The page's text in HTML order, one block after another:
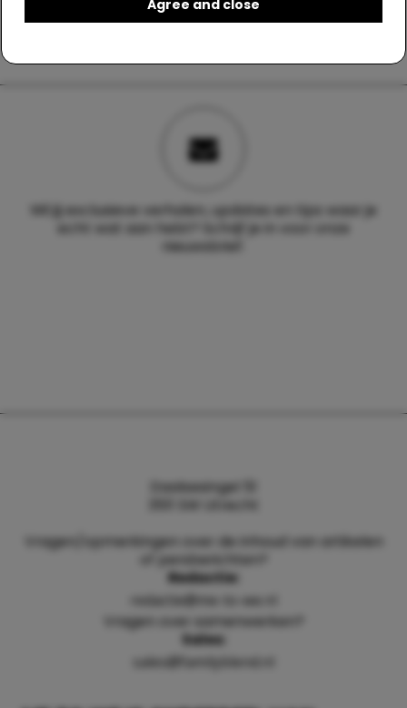
Agree and close
Wil jij exclusieve verhalen, updates en tips waar je
echt wat aan hebt? Schrijf je in voor onze
nieuwsbrief.
Daalsesingel 51
3511 SW Utrecht
Vragen/opmerkingen over de inhoud van artikelen
of persberichten?
Redactie:
redactie@me-to-we.nl
Vragen over samenwerken?
Sales:
sales@familyblend.nl